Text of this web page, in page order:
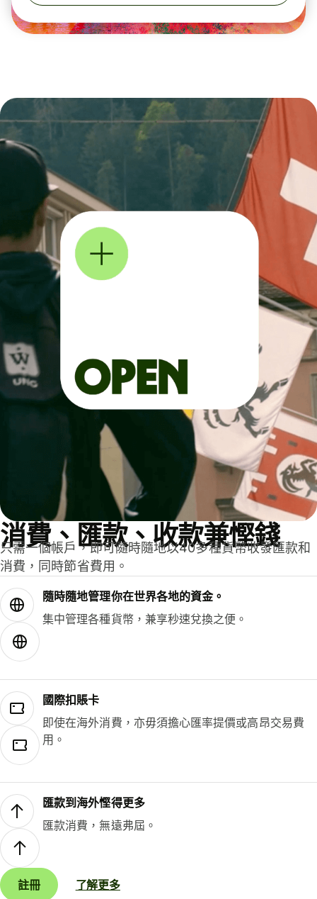
消費、匯款、收款兼慳錢
只需一個帳戶，即可隨時隨地以40多種貨幣收發匯款和
消費，同時節省費用。
隨時隨地管理你在世界各地的資金。
集中管理各種貨幣，兼享秒速兌換之便。
國際扣賬卡
即使在海外消費，亦毋須擔心匯率提價或高昂交易費
用。
匯款到海外慳得更多
匯款消費，無遠弗屆。
註冊 了解更多